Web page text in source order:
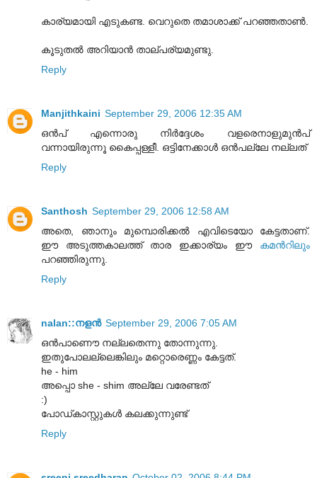
കാര്യമായി എടുകണ്ട. വെറുതെ തമാശാക്ക് പറഞ്ഞതാണ്‍.
കൂടുതല്‍ അറിയാന്‍ താല്പര്യമുണ്ടു.
Reply
Manjithkaini September 29, 2006 12:35 AM
ഒന്‍‌പ് എന്നൊരു നിര്‍ദ്ദേശം വളരെനാളുമുന്‍പ്
വന്നായിരുന്നൂ കൈപ്പള്ളീ. ഒട്ടിനേക്കാള്‍ ഒന്‍പല്ലേ നല്ലത്
Reply
Santhosh September 29, 2006 12:58 AM
അതെ, ഞാനും മുമ്പൊരിക്കല്‍ എവിടെയോ കേട്ടതാണ്.
ഈ അടുത്തകാലത്ത് താര ഇക്കാര്യം ഈ കമന്‍റിലും‍
പറഞ്ഞിരുന്നു.
Reply
nalan::നളന്‍ September 29, 2006 7:05 AM
ഒന്‍പാണൌ നല്ലതെന്നു തോന്നുന്നു.
ഇതുപോലല്ലെങ്കിലും മറ്റൊരെണ്ണം കേട്ടത്.
he - him
അപ്പൊ she - shim അല്ലേ വരേണ്ടത്
:)
പോഡ്കാസ്റ്റുകള്‍ കലക്കുന്നുണ്ട്
Reply